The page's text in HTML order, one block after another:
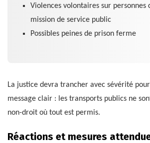
Violences volontaires sur personnes
mission de service public
Possibles peines de prison ferme
La justice devra trancher avec sévérité
message clair : les transports publics ne
non-droit où tout est permis.
Réactions et mesures